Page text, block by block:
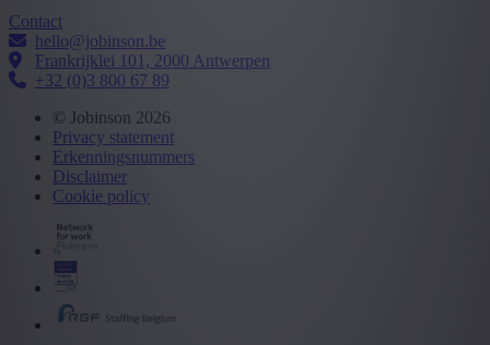
Contact
hello@jobinson.be
Frankrijklei 101, 2000 Antwerpen
+32 (0)3 800 67 89
© Jobinson 2026
Privacy statement
Erkenningsnummers
Disclaimer
Cookie policy